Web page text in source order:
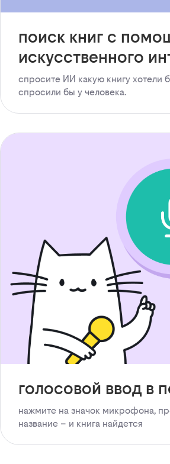
поиск книг с
искусственного
спросите ИИ какую книгу хотели
спросили бы у человека.
голосовой ввод в
нажмите на значок микрофона,
название – и книга найдется